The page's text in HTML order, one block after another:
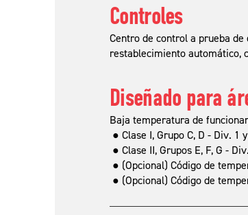
Controles
Centro de control a prueba
restablecimiento automático,
Diseñado para
Baja temperatura de
● Clase I, Grupo C, D - Div. 1
● Clase II, Grupos E, F, G -
● (Opcional) Código de
● (Opcional) Código de